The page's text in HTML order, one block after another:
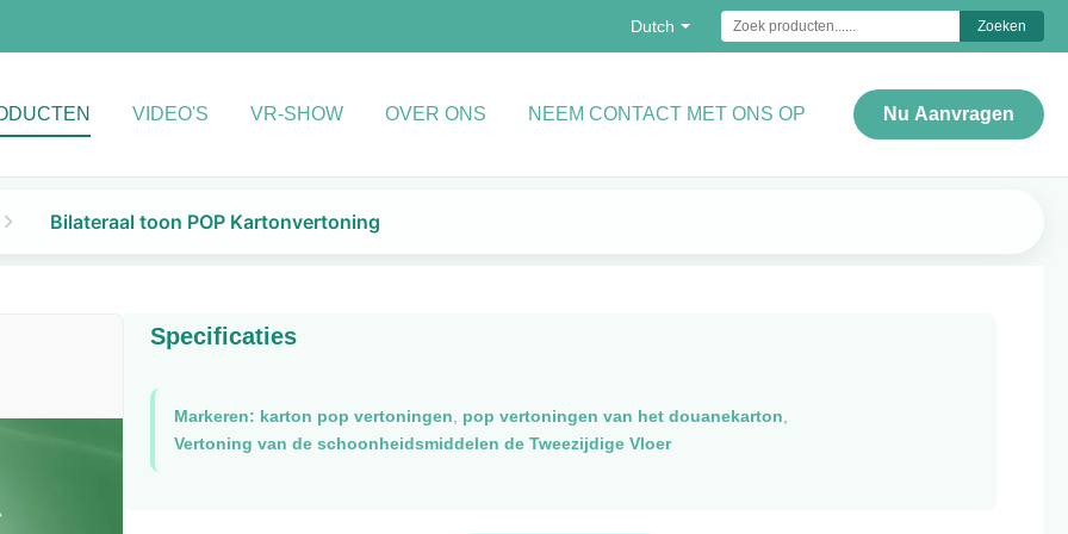
Dutch Zoeken
VIDEO'S VR-SHOW OVER ONS NEEM CONTACT MET ONS OP Nu Aanvragen
Bilateraal toon POP Kartonvertoning
Specificaties
Markeren: karton pop vertoningen pop vertoningen van het douanekarton
Vertoning van de schoonheidsmiddelen de Tweezijdige Vloer